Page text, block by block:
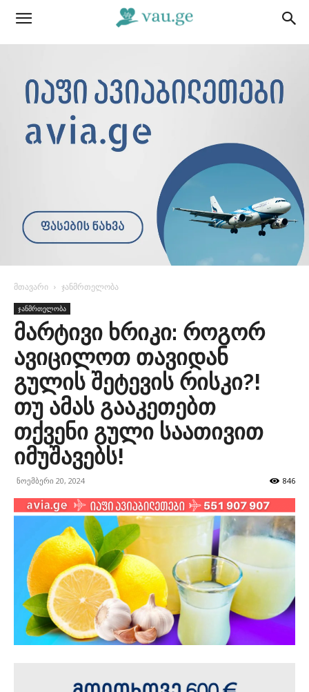
მთავარი ჯანმრთელობა
ჯანმრთელობა
მარტივი ხრიკი: როგორ
ავიცილოთ თავიდან
გულის შეტევის რისკი?!
თუ ამას გააკეთებთ
თქვენი გული საათივით
იმუშავებს!
ნოემბერი 20, 2024 846